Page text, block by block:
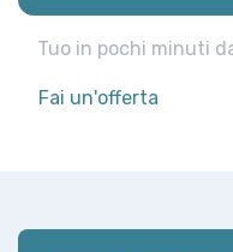
Tuo in pochi minuti
Fai un'offerta